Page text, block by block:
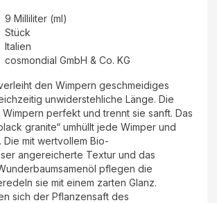
9 Milliliter (ml)
Stück
Italien
cosmondial GmbH & Co. KG
den Wimpern geschmeidiges
unwiderstehliche Länge. Die
perfekt und trennt sie sanft. Das
granite“ umhüllt jede Wimper und
mit wertvollem Bio-
angereicherte Textur und das
pflegen die
sie mit einem zarten Glanz.
sich der Pflanzensaft des